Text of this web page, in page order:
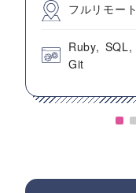
フルリモート
Ruby SQL
Git